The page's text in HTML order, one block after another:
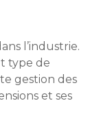
l’industrie.
type de
gestion des
et ses